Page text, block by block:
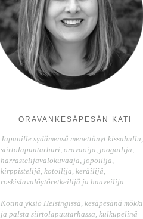
ORAVANKESÄPESÄN KATI
Japanille sydämensä menettänyt kissahullu,
siirtolapuutarhuri, oravaoija, joogailija,
harrastelijavalokuvaaja, jopoilija,
kirppistelijä, kotoilija, keräilijä,
roskislavalöytöretkeilijä ja haaveilija.
Kotina yksiö Helsingissä, kesäpesänä mökki
ja palsta siirtolapuutarhassa, kulkupelinä